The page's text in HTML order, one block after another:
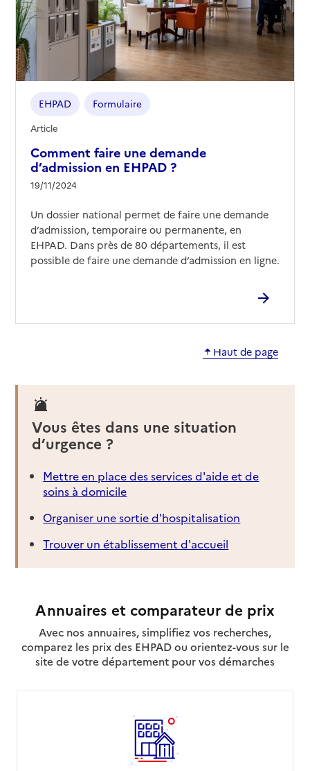
Comment faire une demande
d’admission en EHPAD ?
19/11/2024
EHPAD Formulaire
Article
Un dossier national permet de faire une demande
d’admission, temporaire ou permanente, en
EHPAD. Dans près de 80 départements, il est
possible de faire une demande d’admission en ligne.
Haut de page
Vous êtes dans une situation
d’urgence ?
Mettre en place des services d'aide et de
soins à domicile
Organiser une sortie d'hospitalisation
Trouver un établissement d'accueil
Annuaires et comparateur de prix
Avec nos annuaires, simplifiez vos recherches,
comparez les prix des EHPAD ou orientez-vous sur le
site de votre département pour vos démarches